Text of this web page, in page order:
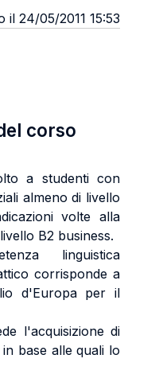
il 24/05/2011 15:53
corso
a studenti con
almeno di livello
volte alla
B2 business.
linguistica
corrisponde a
d'Europa per il
l'acquisizione di
base alle quali lo